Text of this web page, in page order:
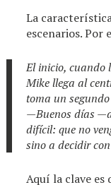
La
escenarios. Por
El inicio, cuando
Mike llega al
toma un
—Buenos días
difícil: que no
sino a decidir
Aquí la clave es